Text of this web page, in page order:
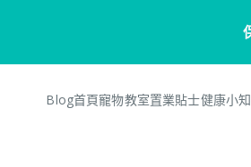
Blog首頁寵物教室置業貼士健康小